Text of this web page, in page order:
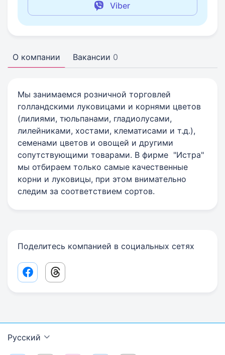
Viber
О компании Вакансии 0
Мы занимаемся розничной торговлей
голландскими луковицами и корнями цветов
(лилиями, тюльпанами, гладиолусами,
лилейниками, хостами, клематисами и т.д.),
семенами цветов и овощей и другими
сопутствующими товарами. В фирме "Истра"
мы отбираем только самые качественные
корни и луковицы, при этом внимательно
следим за соответствием сортов.
Поделитесь компанией в социальных сетях
Facebook share link
Threads share link
Русский